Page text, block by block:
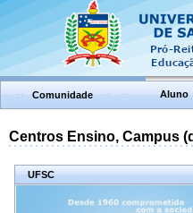
Comunidade Aluno
Centros Ensino, Campus
UFSC